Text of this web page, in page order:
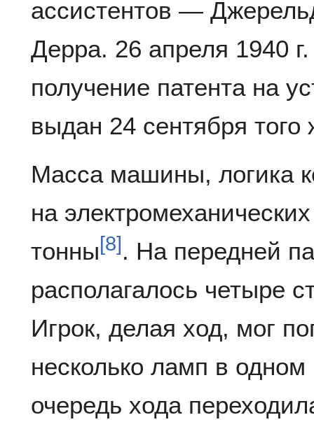
ассистентов —
Дерра. 26 апреля 1940
получение патента на
выдан 24 сентября того
Масса машины, логика
на
тонны[8] . На передней
располагалось четыре
Игрок, делая ход, мог
несколько ламп в одном
очередь хода